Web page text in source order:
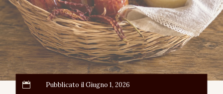
 Pubblicato il Giugno 1, 2026